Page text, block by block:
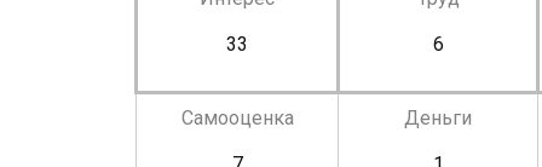
33
6
Самооценка
Деньги